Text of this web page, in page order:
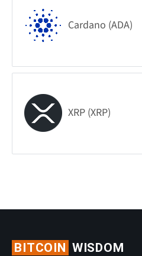
Cardano (ADA)
XRP (XRP)
BITCOIN WISDOM